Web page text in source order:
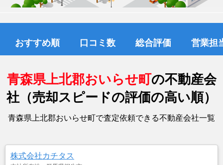
おすすめ順 口コミ数 総合評価 営業担
青森県上北郡おいらせ町の不動産会
社（売却スピードの評価の高い順）
青森県上北郡おいらせ町で査定依頼できる不動産会社一覧
株式会社カチタス